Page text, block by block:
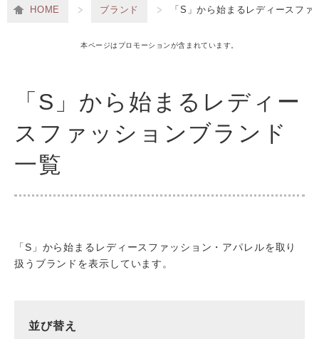
HOME ブランド 「S」から始まるレディースフ
本ページはプロモーションが含まれています。
「S」から始まるレディー
スファッションブランド
一覧
「S」から始まるレディースファッション・アパレルを取り
扱うブランドを表示しています。
並び替え